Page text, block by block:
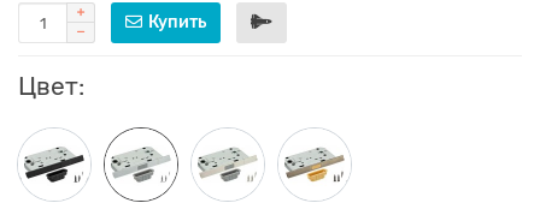
Купить
Цвет: